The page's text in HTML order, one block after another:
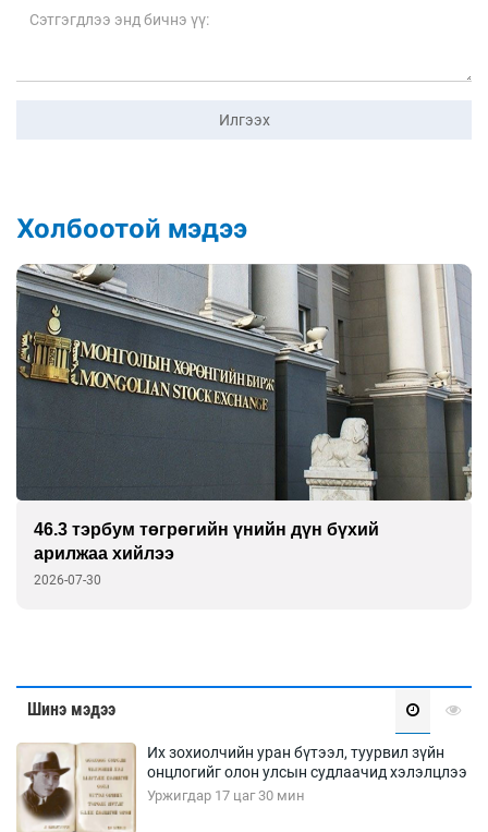
Илгээх
Холбоотой мэдээ
46.3 тэрбум төгрөгийн үнийн дүн бүхий
арилжаа хийлээ
2026-07-30
Шинэ мэдээ
Их зохиолчийн уран бүтээл, туурвил зүйн
онцлогийг олон улсын судлаачид хэлэлцлээ
Уржигдар 17 цаг 30 мин